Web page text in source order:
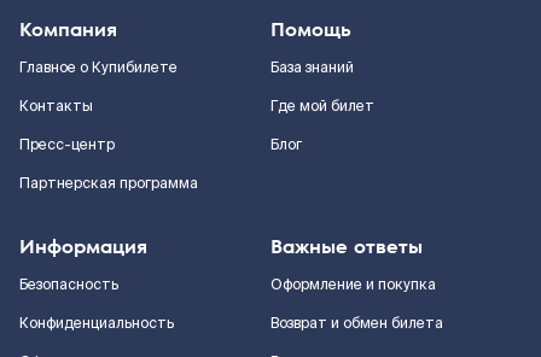
Компания
Главное о Купибилете
Контакты
Пресс-центр
Партнерская программа
Помощь
База знаний
Где мой билет
Блог
Информация
Безопасность
Конфиденциальность
Важные ответы
Оформление и покупка
Возврат и обмен билета